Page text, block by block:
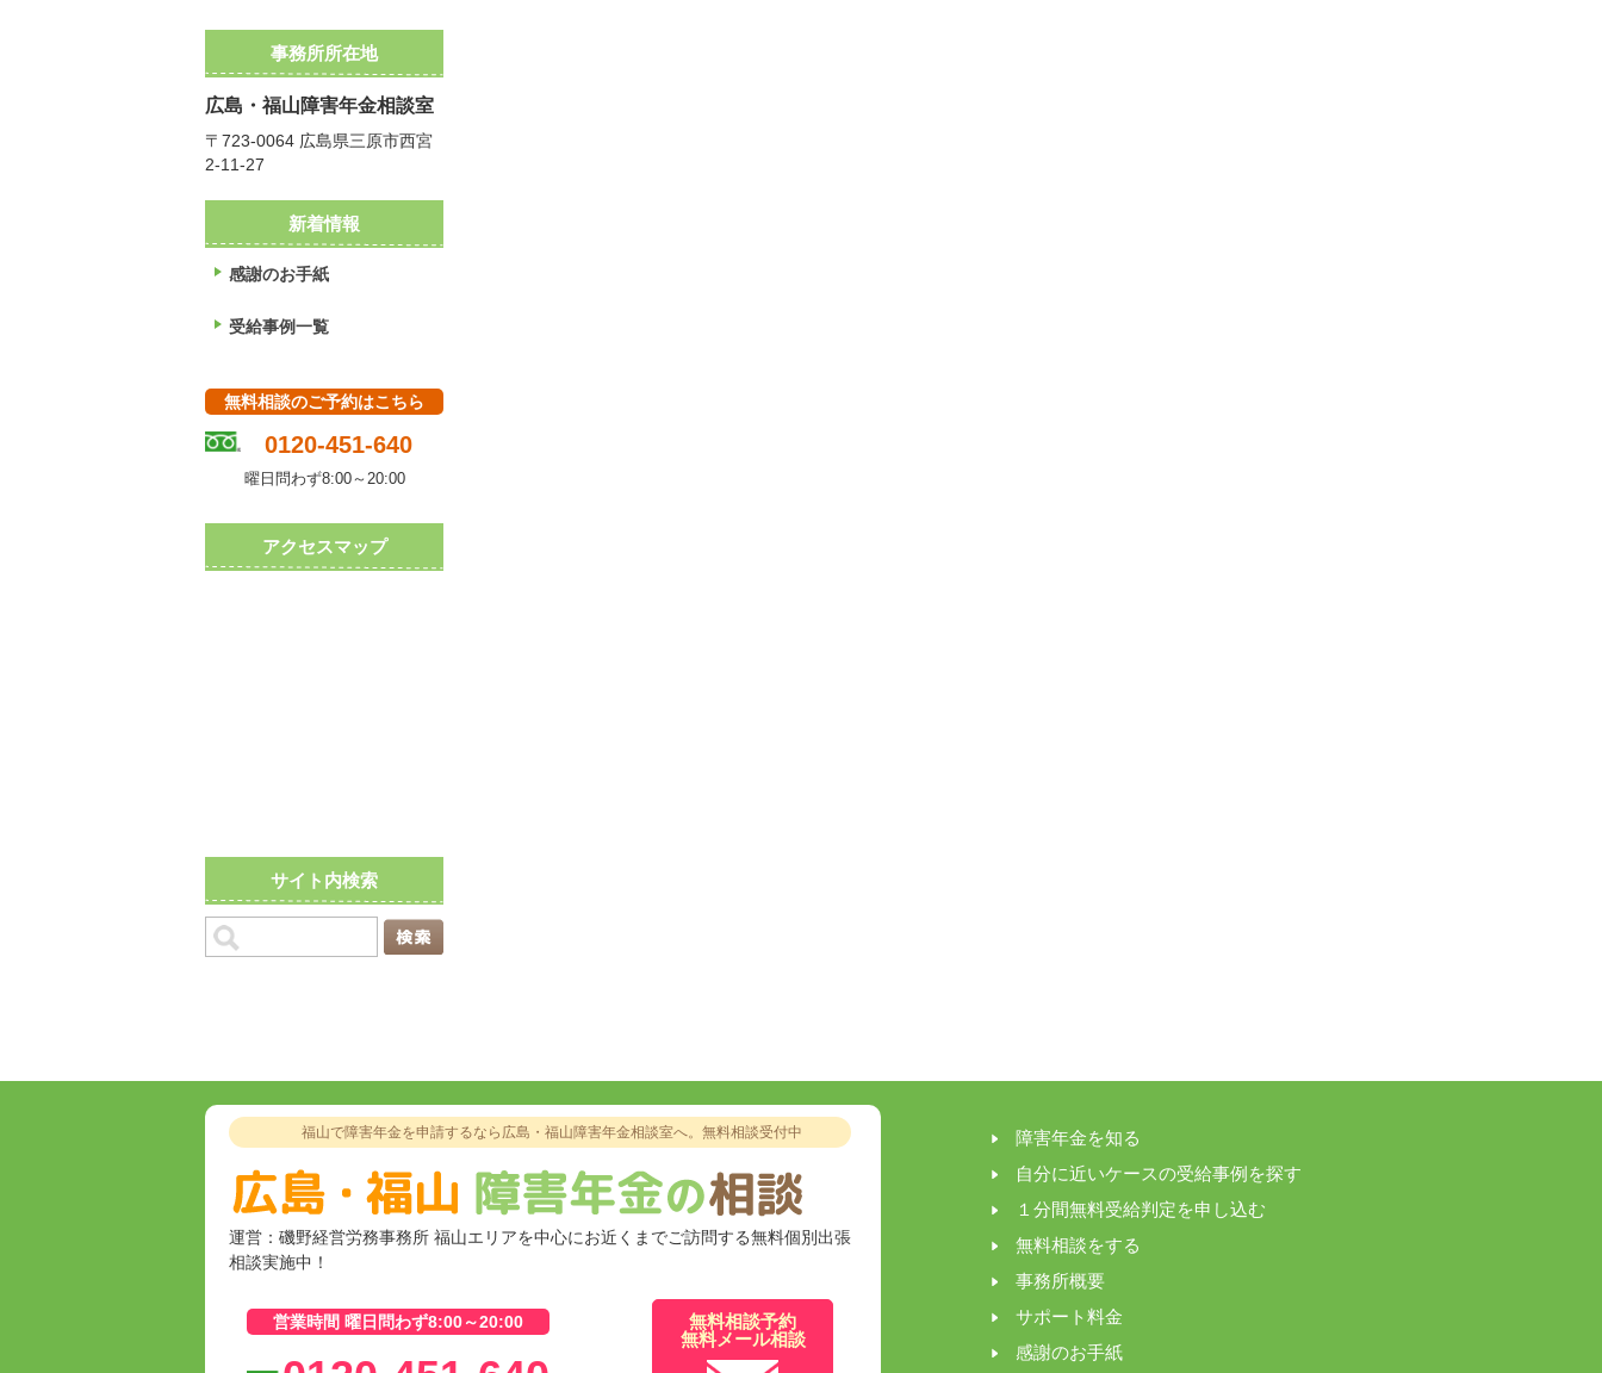
事務所所在地
広島・福山障害年金相談室
〒723-0064 広島県三原市西宮
2-11-27
新着情報
感謝のお手紙
受給事例一覧
無料相談のご予約はこちら
0120-451-640
曜日問わず8:00～20:00
アクセスマップ
サイト内検索
福山で障害年金を申請するなら広島・福山障害年金相談室へ。 無料相談受付中
運営：磯野経営労務事務所 福山エリアを中心にお近くまでご訪問する無料個別出張
相談実施中！
営業時間 曜日問わず8:00～20:00
無料相談予約
無料メール相談
障害年金を知る
自分に近いケースの受給事例を探す
１分間無料受給判定を申し込む
無料相談をする
事務所概要
サポート料金
感謝のお手紙